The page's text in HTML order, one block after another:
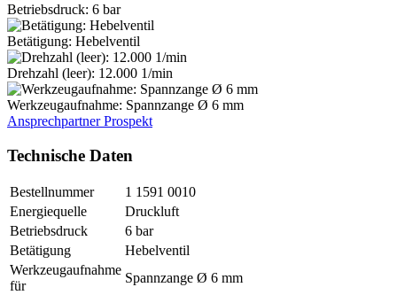
Betriebsdruck: 6 bar
Betätigung: Hebelventil
Drehzahl (leer): 12.000 1/min
Werkzeugaufnahme: Spannzange Ø 6 mm
AnsprechpartnerProspekt
Technische Daten
Bestellnummer
1 1591 0010
Energiequelle
Druckluft
Betriebsdruck
6 bar
Betätigung
Hebelventil
Werkzeugaufnahme
für
Spannzange Ø 6 mm